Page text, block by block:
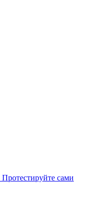
Протестируйте сами